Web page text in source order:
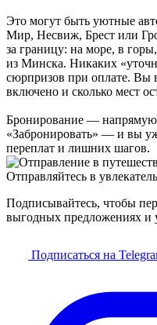
Это могут быть уютные
Мир, Несвиж, Брест или
за границу: на море, в
из Минска. Никаких
сюрпризов при оплате. Вы
включено и сколько мест
Бронирование — напрямую
«Забронировать» — и вы
переплат и лишних шагов.
Отправляйтесь в
Подписывайтесь, чтобы
выгодных предложениях и
Подписаться на